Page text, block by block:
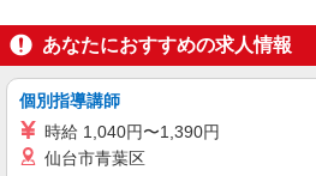
30,000円 ・役職手当
善手当：20,000〜
により変動） ・固定
間） ※固定残業時間
手当として別途支給
（上記給与とは別に支給） 下記資格をお
歓迎 ・認知症介護
神奈川県横浜市港
職業紹介
あなたにおすすめの求人情報
個別指導講師
時給 1,040円〜1,390円
仙台市青葉区